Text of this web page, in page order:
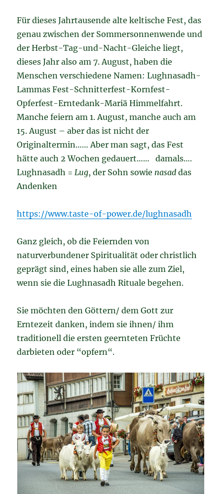
Für dieses Jahrtausende alte keltische Fest, das
genau zwischen der Sommersonnenwende und
der Herbst-Tag-und-Nacht-Gleiche liegt,
dieses Jahr also am 7. August, haben die
Menschen verschiedene Namen: Lughnasadh-
Lammas Fest-Schnitterfest-Kornfest-
Opferfest-Erntedank-Mariä Himmelfahrt.
Manche feiern am 1. August, manche auch am
15. August – aber das ist nicht der
Originaltermin…… Aber man sagt, das Fest
hätte auch 2 Wochen gedauert…… damals….
Lughnasadh =Lug, der Sohn sowie nasad das
Andenken
https://www.taste-of-power.de/lughnasadh
Ganz gleich, ob die Feiernden von
naturverbundener Spiritualität oder christlich
geprägt sind, eines haben sie alle zum Ziel,
wenn sie die Lughnasadh Rituale begehen.
Sie möchten den Göttern/ dem Gott zur
Erntezeit danken, indem sie ihnen/ ihm
traditionell die ersten geernteten Früchte
darbieten oder “opfern“.